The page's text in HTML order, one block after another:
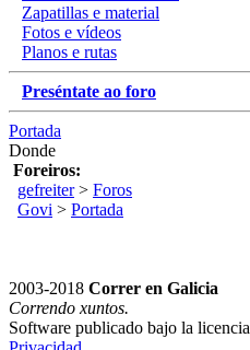
Zapatillas e material
Fotos e vídeos
Planos e rutas
Preséntate ao foro
Portada
Donde
Foreiros:
gefreiter> Foros
Govi > Portada
2003-2018 Correr en Galicia
Correndo xuntos.
Software publicado bajo la licencia